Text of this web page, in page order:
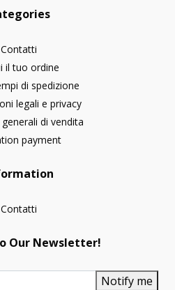
Contatti
il tuo ordine
di spedizione
legali e privacy
di vendita
payment
Contatti
Our Newsletter!
Notify me